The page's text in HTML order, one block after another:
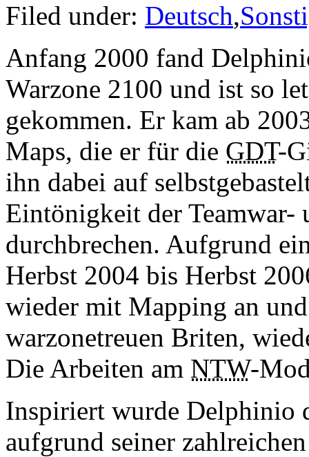
Filed under: Deutsch,
Anfang 2000 fand
Warzone 2100 und ist so
gekommen. Er kam ab
Maps, die er für die GDT-
ihn dabei auf
Eintönigkeit der Teamwar-
durchbrechen. Aufgrund
Herbst 2004 bis Herbst
wieder mit Mapping an
warzonetreuen Briten,
Die Arbeiten am NTW-
Inspiriert wurde Delphinio
aufgrund seiner